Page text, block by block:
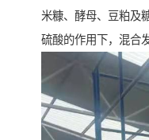
米糠、酵母、豆粕及
硫酸的作用下，混合